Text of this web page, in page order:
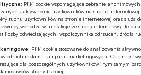
Pliki cookie wspomagające zebranie
z aktywnością użytkowników na stronie
ruchu użytkowników na stronie internetowej oraz służą
wchodzą w interakcje ze stroną internetową. Te
liczby odwiedzających, współczynnika odrzuceń, źródła
Pliki cookie stosowane do analizowania
reklam i kampanii marketingowych. Celem jest
dla poszczególnych użytkowników i tym samym
strony trzeciej.